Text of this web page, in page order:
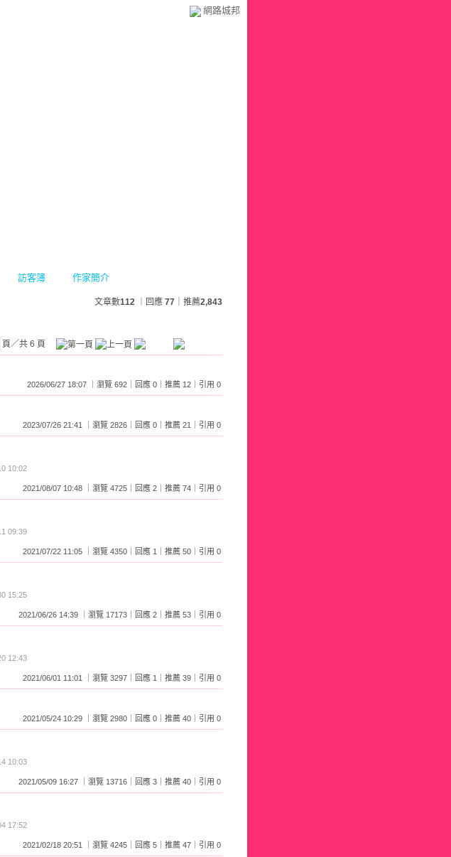
網路城邦
訪客簿 作家簡介
文章數112 ｜回應 77 ｜推薦2,843
頁／共 6 頁
2026/06/27 18:07 ｜瀏覽 692｜回應 0｜推薦 12｜引用 0
2023/07/26 21:41 ｜瀏覽 2826｜回應 0｜推薦 21｜引用 0
10:02
2021/08/07 10:48 ｜瀏覽 4725｜回應 2｜推薦 74｜引用 0
09:39
2021/07/22 11:05 ｜瀏覽 4350｜回應 1｜推薦 50｜引用 0
15:25
2021/06/26 14:39 ｜瀏覽 17173｜回應 2｜推薦 53｜引用 0
12:43
2021/06/01 11:01 ｜瀏覽 3297｜回應 1｜推薦 39｜引用 0
2021/05/24 10:29 ｜瀏覽 2980｜回應 0｜推薦 40｜引用 0
10:03
2021/05/09 16:27 ｜瀏覽 13716｜回應 3｜推薦 40｜引用 0
17:52
2021/02/18 20:51 ｜瀏覽 4245｜回應 5｜推薦 47｜引用 0